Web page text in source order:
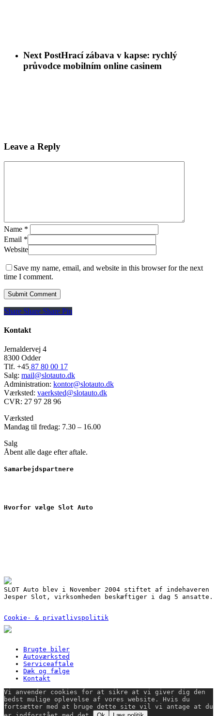
Next PostHrací zábava v kapse: rychlý
průvodce mobilním online casinem
Leave a Reply
Name *
Email *
Website
Save my name, email, and website in this browser for the next
time I comment.
Share
Share Share Share Pin
Kontakt
Jernaldervej 4
8300 Odder
Tlf. +45 87 80 00 17
Salg: mail@slotauto.dk
Administration: kontor@slotauto.dk
Værksted: vaerksted@slotauto.dk
CVR: 27 97 28 96
Værksted
Mandag til fredag: 7.30 – 16.00
Salg
Åbent alle dage efter aftale.
Samarbejdspartnere
Hvorfor vælge Slot Auto
SLOT Auto blev i November 2004 stiftet af indehaveren
Jesper Slot, virksomheden beskæftiger i dag 5 ansatte.
Cookie- & privatlivspolitik
Close
Menu
Brugte biler
Autoværksted
Serviceaftale
Dæk og fælge
Kontakt
Vi anvender cookies for at sikre at vi giver dig den
bedst mulige oplevelse af vores website. Hvis du
fortsætter med at bruge dette site vil vi antage at du